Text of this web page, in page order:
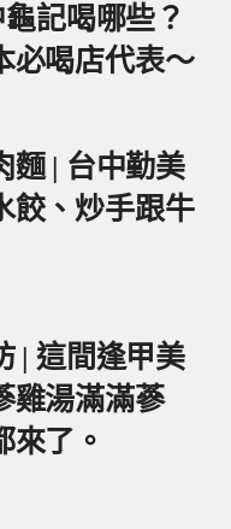
記喝哪些？
必喝店代表～
麵 | 台中勤美
餃、炒手跟牛
| 這間逢甲美
雞湯滿滿蔘
來了。